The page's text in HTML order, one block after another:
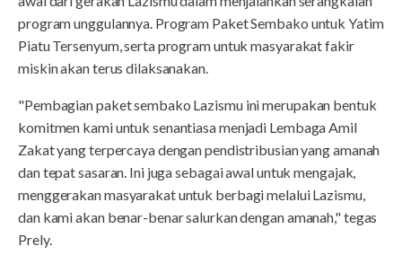
program unggulannya. Program Paket Sembako untuk Yatim
Piatu Tersenyum, serta program untuk masyarakat fakir
miskin akan terus dilaksanakan.
"Pembagian paket sembako Lazismu ini merupakan bentuk
komitmen kami untuk senantiasa menjadi Lembaga Amil
Zakat yang terpercaya dengan pendistribusian yang amanah
dan tepat sasaran. Ini juga sebagai awal untuk mengajak,
menggerakan masyarakat untuk berbagi melalui Lazismu,
dan kami akan benar-benar salurkan dengan amanah," tegas
Prely.